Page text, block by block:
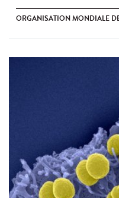
ORGANISATION MONDIALE